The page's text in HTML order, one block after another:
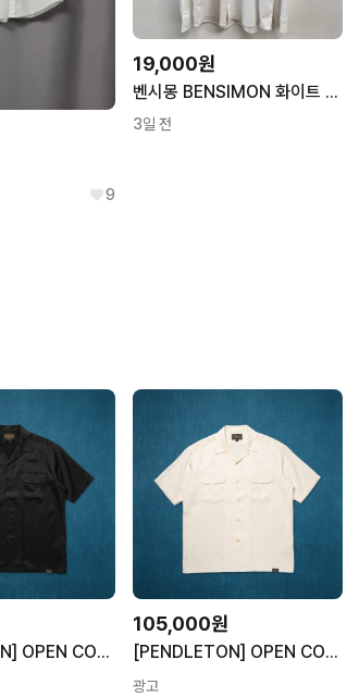
9
19,000원
벤시몽 BENSIMON 화이트 옥스포드 버튼다운 셔츠 115 JS68
3일 전
[PENDLETON] OPEN COLLAR SHIRT S/S - BLACK / 6275-4019
105,000원
[PENDLETON] OPEN COLLAR SHIRT S/S - OFF WHITE / 6275-4019
광고